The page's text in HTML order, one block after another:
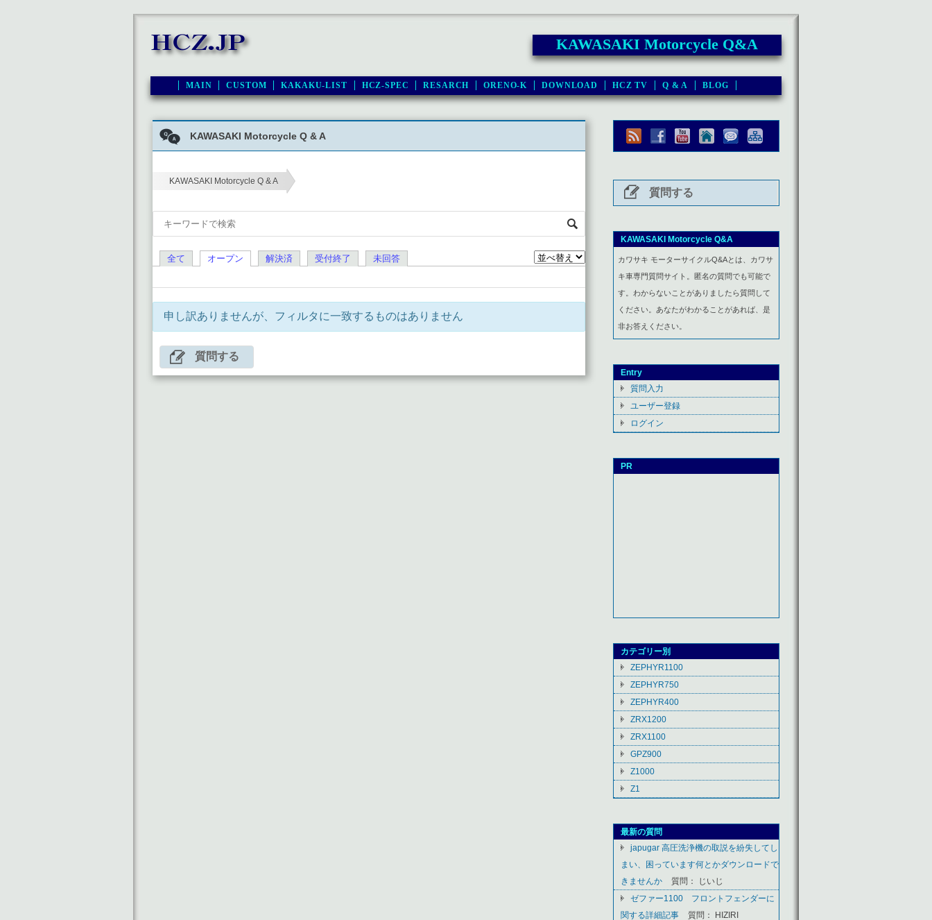
KAWASAKI Motorcycle Q&A
MAIN CUSTOM KAKAKU-LIST HCZ-SPEC RESARCH ORENO-K DOWNLOAD HCZ TV Q & A BLOG
KAWASAKI Motorcycle Q & A
KAWASAKI Motorcycle Q & A
全て オープン 解決済 受付終了 未回答
申し訳ありませんが、フィルタに一致するものはありません
質問する
質問する
KAWASAKI Motorcycle Q&A
カワサキ モーターサイクルQ&Aとは、カワサ
キ車専門質問サイト。匿名の質問でも可能で
す。わからないことがありましたら質問して
ください。あなたがわかることがあれば、是
非お答えください。
Entry
質問入力
ユーザー登録
ログイン
PR
カテゴリー別
ZEPHYR1100
ZEPHYR750
ZEPHYR400
ZRX1200
ZRX1100
GPZ900
Z1000
Z1
最新の質問
japugar 高圧洗浄機の取説を紛失してし
まい、困っています何とかダウンロードで
きませんか
質問： じいじ
ゼファー1100 フロントフェンダーに
関する詳細記事
質問： HIZIRI